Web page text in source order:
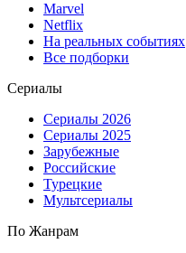
Marvel
Netflix
На реальных событиях
Все подборки
Сериалы
Сериалы 2026
Сериалы 2025
Зарубежные
Российские
Турецкие
Мультсериалы
По Жанрам